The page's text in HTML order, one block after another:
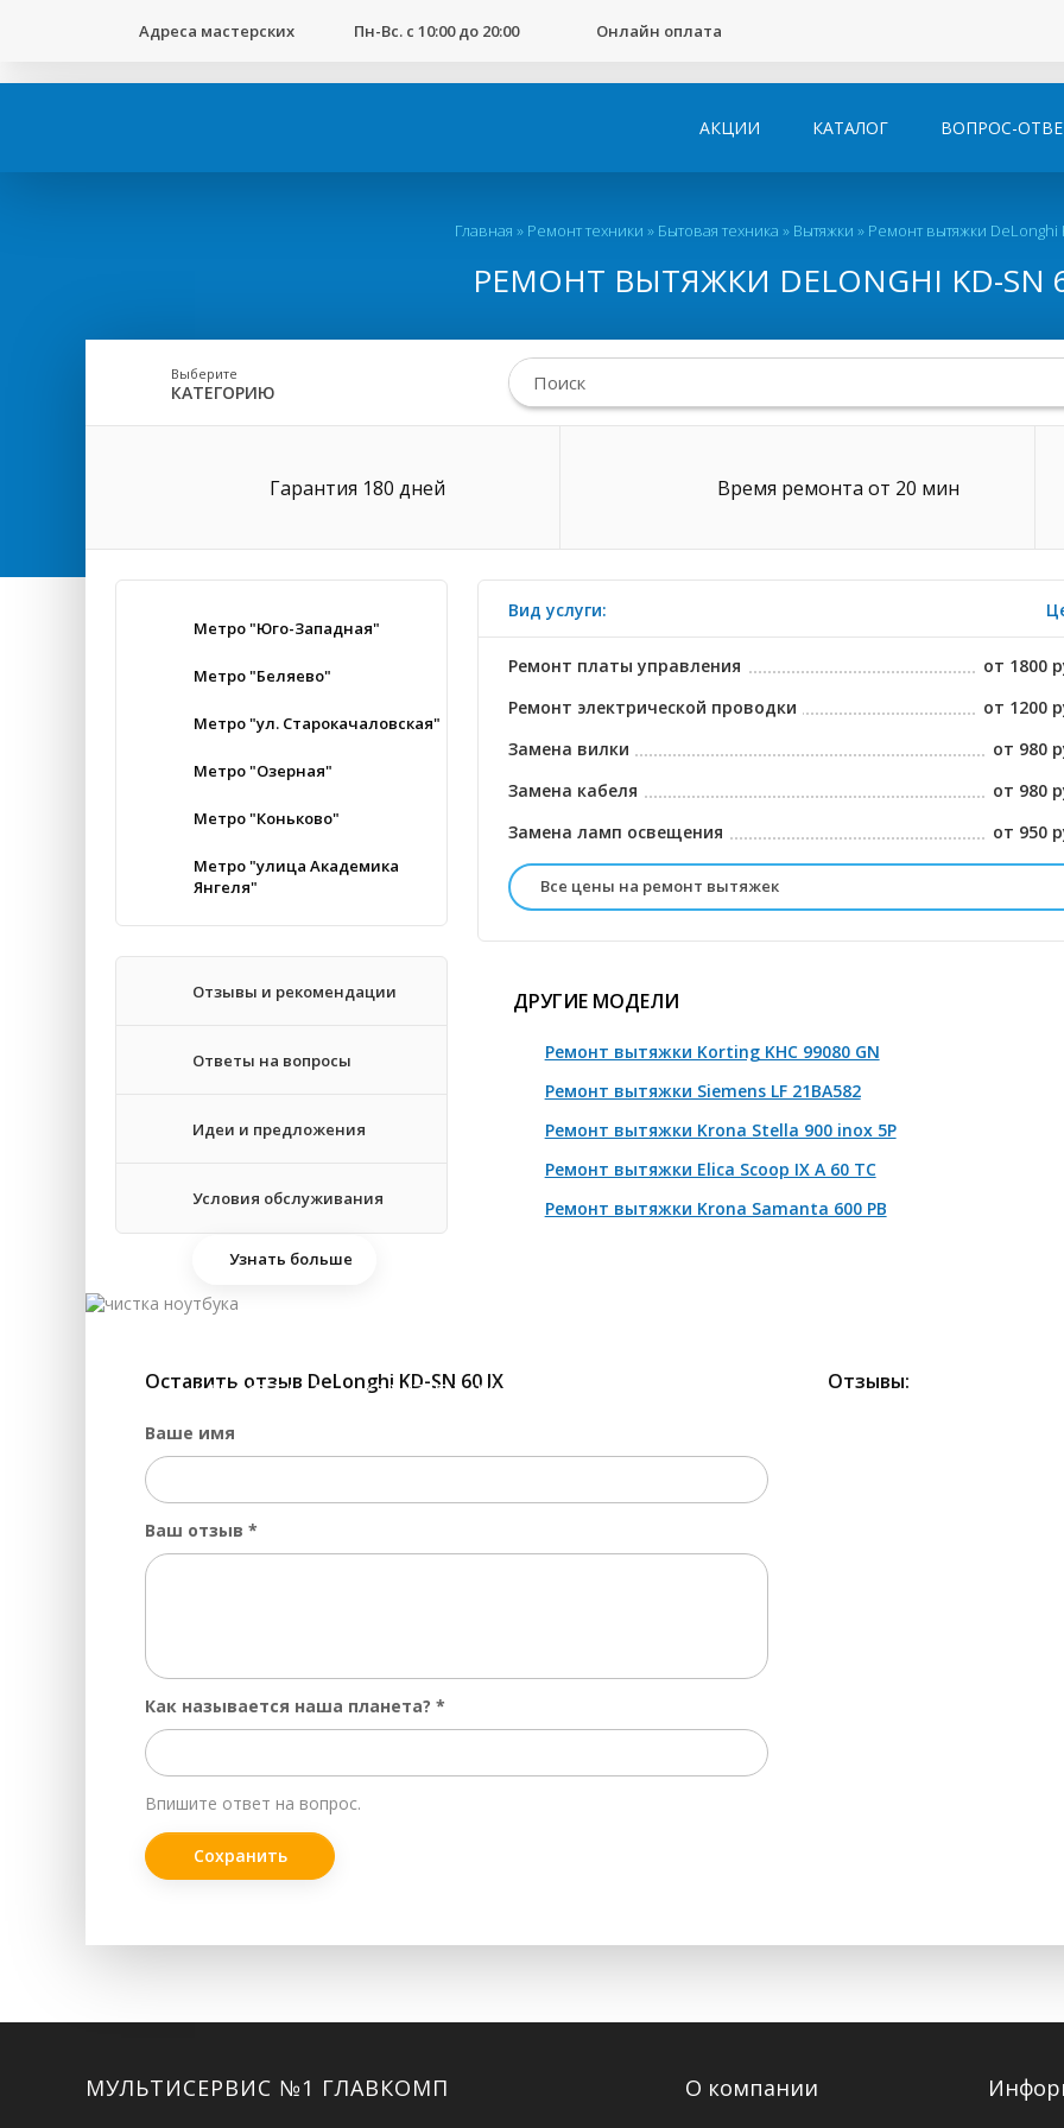
Адреса мастерских Пн-Вс. с 10:00 до 20:00 Онлайн оплата
ВОПРОС-
КАТАЛОГ
АКЦИИ
Главная » Ремонт техники » Бытовая техника » Вытяжки » Ремонт вытяжки DeLonghi
РЕМОНТ ВЫТЯЖКИ DELONGHI KD-SN
Выберите
КАТЕГОРИЮ
Гарантия 180 дней Время ремонта от 20 мин
Метро "Юго-Западная"
Метро "Беляево"
Метро "ул. Старокачаловская"
Метро "Озерная"
Метро "Коньково"
Метро "улица Академика
Янгеля"
Отзывы и рекомендации
Ответы на вопросы
Идеи и предложения
Условия обслуживания
Вид услуги:
Ремонт платы управления
от 1800
Ремонт электрической проводки
от 1200
Замена вилки
от 980
Замена кабеля
от 980
Замена ламп освещения
от 950
Все цены на ремонт вытяжек
Замена фильтров
от 950
Замена двигателя
Ремонт двигателя
Замена кнопок/механических элементов и прочее
ДРУГИЕ МОДЕЛИ
Ремонт вытяжки Korting KHC 99080 GN
Ремонт вытяжки Siemens LF 21BA582
Ремонт вытяжки Krona Stella 900 inox 5P
Ремонт вытяжки Elica Scoop IX A 60 TC
Ремонт вытяжки Krona Samanta 600 PB
ЧИСТКА НОУТБУКА 2000 РУБЛЕЙ!
Узнать больше
Оставить отзыв DeLonghi KD-SN 60 IX
Ваше имя
Ваш отзыв *
Как называется наша планета? *
Впишите ответ на вопрос.
Отзывы:
МУЛЬТИСЕРВИС №1 ГЛАВКОМП О компании
FacebookTwitterВКонтакте
Google+Instagram